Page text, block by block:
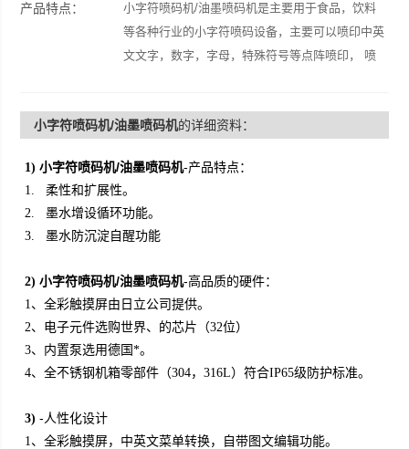
产品特点：
小字符喷码机/油墨喷码机是主要用于食品，饮料
等各种行业的小字符喷码设备，主要可以喷印中英
文文字，数字，字母，特殊符号等点阵喷印， 喷
小字符喷码机/油墨喷码机的详细资料：
1)小字符喷码机/油墨喷码机-产品特点：
1.柔性和扩展性。
2.墨水增设循环功能。
3.墨水防沉淀自醒功能
2)小字符喷码机/油墨喷码机-高品质的硬件：
1、全彩触摸屏由日立公司提供。
2、电子元件选购世界、的芯片（32位）
3、内置泵选用德国*。
4、全不锈钢机箱零部件（304，316L）符合IP65级防护标准。
3)-人性化设计
1、全彩触摸屏，中英文菜单转换，自带图文编辑功能。